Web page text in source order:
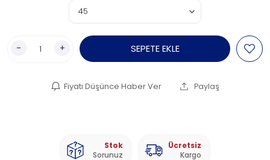
- + SEPETE EKLE
Fiyatı Düşünce Haber Ver Paylaş
Stok
Sorunuz
Ücretsiz
Kargo